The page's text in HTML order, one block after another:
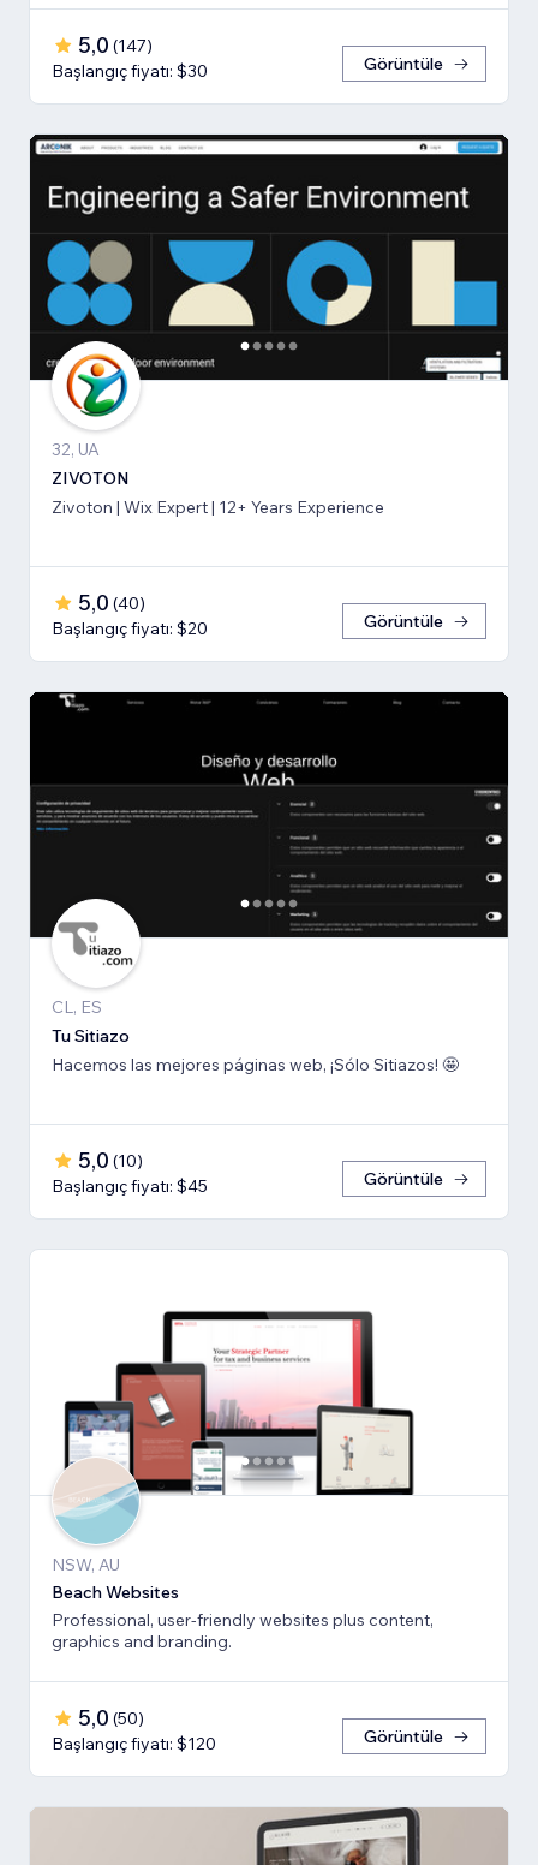
5,0 (147)
Başlangıç fiyatı: $30
Görüntüle
32, UA
ZIVOTON
Zivoton | Wix Expert | 12+ Years Experience
5,0 (40)
Başlangıç fiyatı: $20
Görüntüle
CL, ES
Tu Sitiazo
Hacemos las mejores páginas web, ¡Sólo Sitiazos! 🤩
5,0 (10)
Başlangıç fiyatı: $45
Görüntüle
NSW, AU
Beach Websites
Professional, user-friendly websites plus content,
graphics and branding.
5,0 (50)
Başlangıç fiyatı: $120
Görüntüle